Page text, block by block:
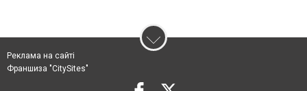
Реклама на сайті
Франшиза "CitySites"